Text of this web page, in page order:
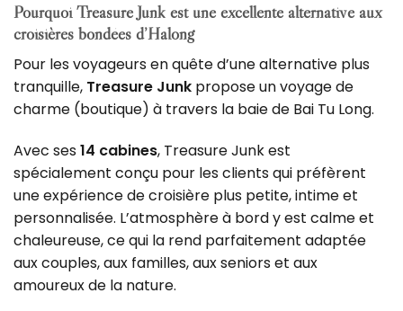
Pourquoi Treasure Junk est une excellente alternative aux
croisières bondées d’Halong
Pour les voyageurs en quête d’une alternative plus
tranquille, Treasure Junk propose un voyage de
charme (boutique) à travers la baie de Bai Tu Long.
Avec ses14 cabines, Treasure Junk est
spécialement conçu pour les clients qui préfèrent
une expérience de croisière plus petite, intime et
personnalisée. L’atmosphère à bord y est calme et
chaleureuse, ce qui la rend parfaitement adaptée
aux couples, aux familles, aux seniors et aux
amoureux de la nature.